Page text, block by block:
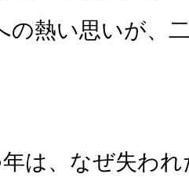
の熱い思いが、
は、なぜ失わ